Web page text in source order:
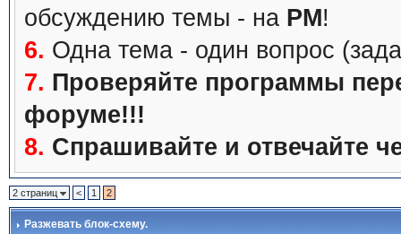
обсуждению темы - на PM!
6. Одна тема - один вопрос
7. Проверяйте программы
форуме!!!
8. Спрашивайте и отвечайте
2 страниц < 1 2
Разжевать блок-схему.